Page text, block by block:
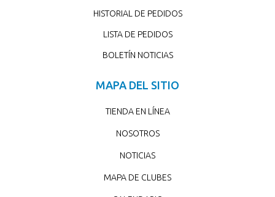
HISTORIAL DE PEDIDOS
LISTA DE PEDIDOS
BOLETÍN NOTICIAS
MAPA DEL SITIO
TIENDA EN LÍNEA
NOSOTROS
NOTICIAS
MAPA DE CLUBES